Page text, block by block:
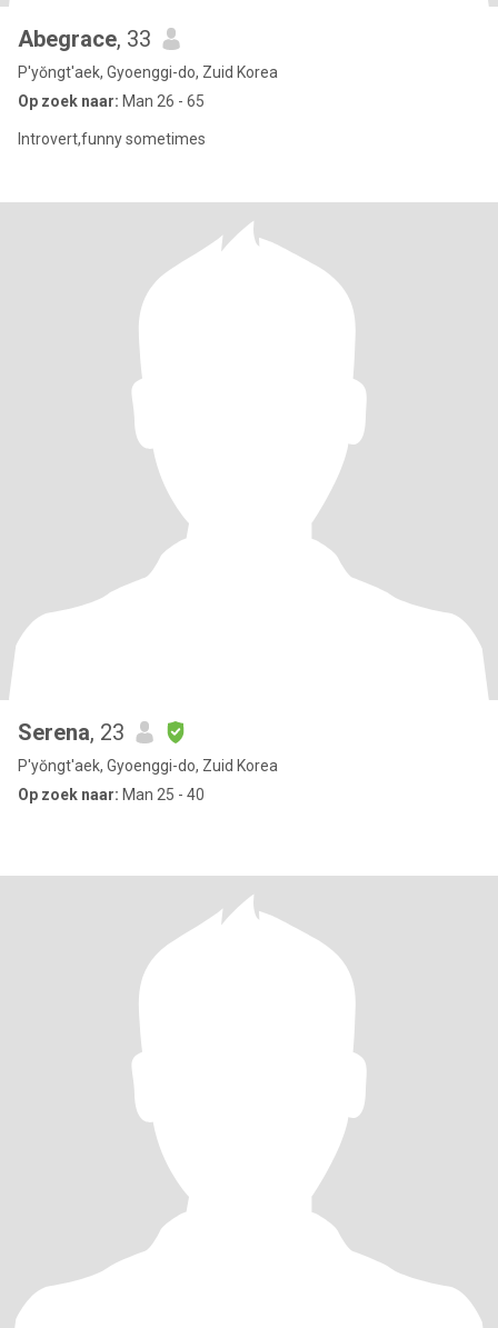
Abegrace, 33
P'yŏngt'aek, Gyoenggi-do, Zuid Korea
Op zoek naar: Man 26 - 65
Introvert,funny sometimes
Serena, 23
P'yŏngt'aek, Gyoenggi-do, Zuid Korea
Op zoek naar: Man 25 - 40